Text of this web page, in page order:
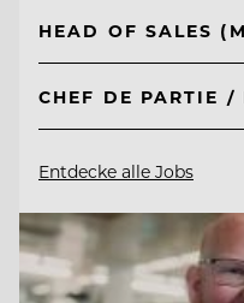
HEAD OF SALES
CHEF DE PARTIE
Entdecke alle Jobs